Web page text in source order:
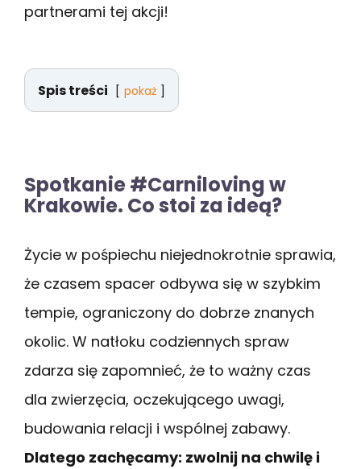
partnerami tej akcji!
Spis treści pokaż
Spotkanie #Carniloving w
Krakowie. Co stoi za ideą?
Życie w pośpiechu niejednokrotnie sprawia,
że czasem spacer odbywa się w szybkim
tempie, ograniczony do dobrze znanych
okolic. W natłoku codziennych spraw
zdarza się zapomnieć, że to ważny czas
dla zwierzęcia, oczekującego uwagi,
budowania relacji i wspólnej zabawy.
Dlatego zachęcamy: zwolnij na chwilę i